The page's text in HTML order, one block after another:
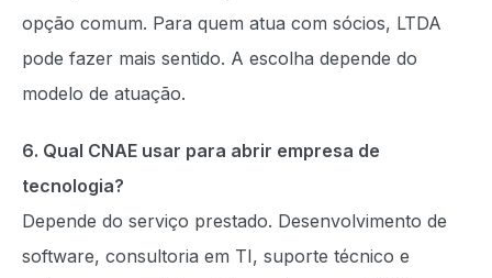
opção comum. Para quem atua com sócios, LTDA
pode fazer mais sentido. A escolha depende do
modelo de atuação.
6. Qual CNAE usar para abrir empresa de
tecnologia?
Depende do serviço prestado. Desenvolvimento de
software, consultoria em TI, suporte técnico e